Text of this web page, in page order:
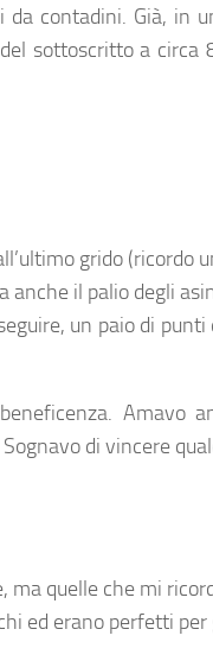
contadini. Già, in
sottoscritto a
grido (ricordo
il palio degli
un paio di
Amavo
di vincere
ma quelle che mi
ed erano perfetti per